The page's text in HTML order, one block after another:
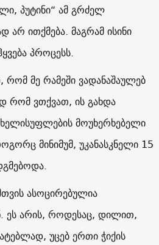
პუტინი“ ამ გრძელ
ითქმება. მაგრამ ისინი
პროცესს.
მე რამეში ვადანაშაულებ
რომ ვთქვათ, ის გახდა
მოუხერხებელი
მინიმუმ, უკანასკნელი 15
ასოცირებულია
ეს არის, როდესაც, დილით,
უცებ ერთი ჭიქის